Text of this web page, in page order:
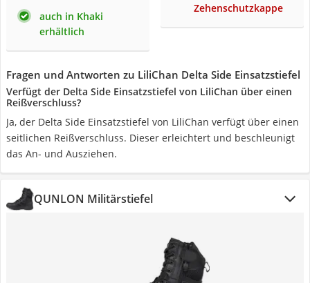
auch in Khaki
erhältlich
Zehenschutzkappe
Fragen und Antworten zu LiliChan Delta Side Einsatzstiefel
Verfügt der Delta Side Einsatzstiefel von LiliChan über einen
Reißverschluss?
Ja, der Delta Side Einsatzstiefel von LiliChan verfügt über einen
seitlichen Reißverschluss. Dieser erleichtert und beschleunigt
das An- und Ausziehen.
QUNLON Militärstiefel